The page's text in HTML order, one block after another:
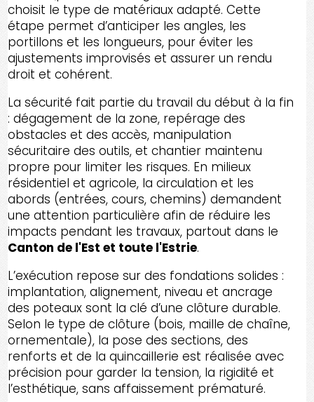
choisit le type de matériaux adapté. Cette
étape permet d’anticiper les angles, les
portillons et les longueurs, pour éviter les
ajustements improvisés et assurer un rendu
droit et cohérent.
La sécurité fait partie du travail du début à la fin
: dégagement de la zone, repérage des
obstacles et des accès, manipulation
sécuritaire des outils, et chantier maintenu
propre pour limiter les risques. En milieux
résidentiel et agricole, la circulation et les
abords (entrées, cours, chemins) demandent
une attention particulière afin de réduire les
impacts pendant les travaux, partout dans le
Canton de l'Est et toute l'Estrie.
L’exécution repose sur des fondations solides :
implantation, alignement, niveau et ancrage
des poteaux sont la clé d’une clôture durable.
Selon le type de clôture (bois, maille de chaîne,
ornementale), la pose des sections, des
renforts et de la quincaillerie est réalisée avec
précision pour garder la tension, la rigidité et
l’esthétique, sans affaissement prématuré.